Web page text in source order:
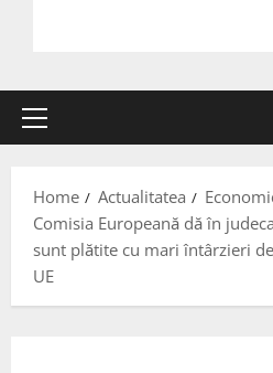
Primary
Home Actualitatea
Comisia Europeană dă în
sunt plătite cu mari întârzieri de
UE